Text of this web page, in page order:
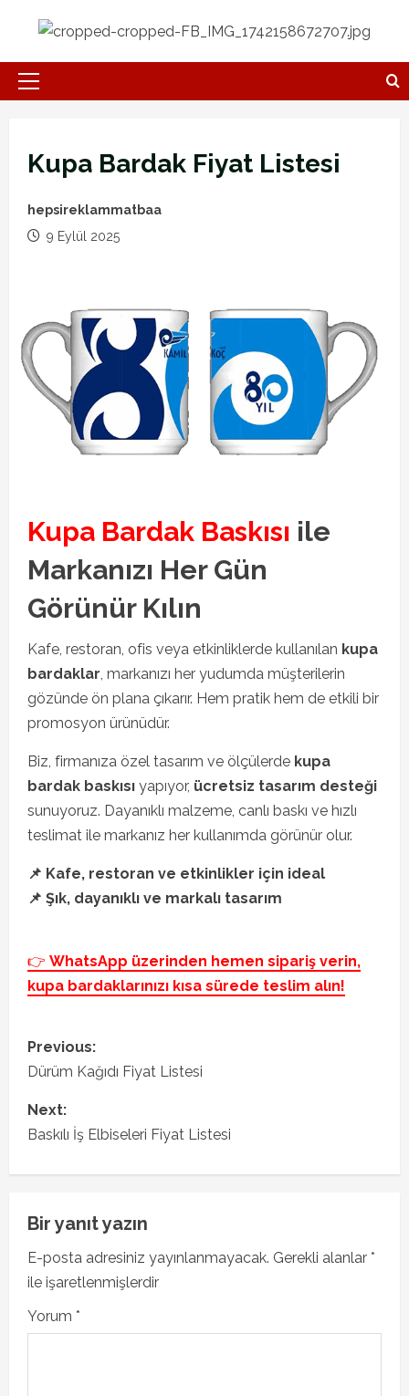
content
Primary
Kupa Bardak Fiyat Listesi
hepsireklammatbaa
9 Eylül 2025
Kupa Bardak Baskısı ile
Markanızı Her Gün
Görünür Kılın
Kafe, restoran, ofis veya etkinliklerde kullanılan kupa
bardaklar, markanızı her yudumda müşterilerin
gözünde ön plana çıkarır. Hem pratik hem de etkili bir
promosyon ürünüdür.
Biz, firmanıza özel tasarım ve ölçülerde kupa
bardak baskısı yapıyor, ücretsiz tasarım desteği
sunuyoruz. Dayanıklı malzeme, canlı baskı ve hızlı
teslimat ile markanız her kullanımda görünür olur.
📌 Kafe, restoran ve etkinlikler için ideal
📌 Şık, dayanıklı ve markalı tasarım
👉 WhatsApp üzerinden hemen sipariş verin,
kupa bardaklarınızı kısa sürede teslim alın!
P
o
s
a
v
i
Previous:
Dürüm Kağıdı Fiyat Listesi
Next:
Baskılı İş Elbiseleri Fiyat Listesi
Bir yanıt yazın
E-posta adresiniz yayınlanmayacak. Gerekli alanlar *
ile işaretlenmişlerdir
Yorum *